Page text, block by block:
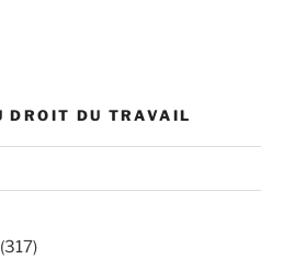
DROIT DU TRAVAIL
(317)